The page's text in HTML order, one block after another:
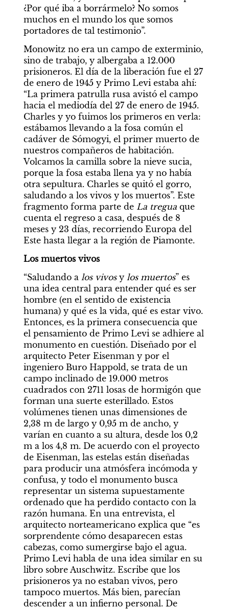
¿Por qué iba a borrármelo? No somos
muchos en el mundo los que somos
portadores de tal testimonio”.
Monowitz no era un campo de exterminio,
sino de trabajo, y albergaba a 12.000
prisioneros. El día de la liberación fue el 27
de enero de 1945 y Primo Levi estaba ahí:
“La primera patrulla rusa avistó el campo
hacia el mediodía del 27 de enero de 1945.
Charles y yo fuimos los primeros en verla:
estábamos llevando a la fosa común el
cadáver de Sómogyi, el primer muerto de
nuestros compañeros de habitación.
Volcamos la camilla sobre la nieve sucia,
porque la fosa estaba llena ya y no había
otra sepultura. Charles se quitó el gorro,
saludando a los vivos y los muertos”. Este
fragmento forma parte de La tregua que
cuenta el regreso a casa, después de 8
meses y 23 días, recorriendo Europa del
Este hasta llegar a la región de Piamonte.
Los muertos vivos
“Saludando a los vivos y los muertos” es
una idea central para entender qué es ser
hombre (en el sentido de existencia
humana) y qué es la vida, qué es estar vivo.
Entonces, es la primera consecuencia que
el pensamiento de Primo Levi se adhiere al
monumento en cuestión. Diseñado por el
arquitecto Peter Eisenman y por el
ingeniero Buro Happold, se trata de un
campo inclinado de 19.000 metros
cuadrados con 2711 losas de hormigón que
forman una suerte esterillado. Estos
volúmenes tienen unas dimensiones de
2,38 m de largo y 0,95 m de ancho, y
varían en cuanto a su altura, desde los 0,2
m a los 4,8 m. De acuerdo con el proyecto
de Eisenman, las estelas están diseñadas
para producir una atmósfera incómoda y
confusa, y todo el monumento busca
representar un sistema supuestamente
ordenado que ha perdido contacto con la
razón humana. En una entrevista, el
arquitecto norteamericano explica que “es
sorprendente cómo desaparecen estas
cabezas, como sumergirse bajo el agua.
Primo Levi habla de una idea similar en su
libro sobre Auschwitz. Escribe que los
prisioneros ya no estaban vivos, pero
tampoco muertos. Más bien, parecían
descender a un infierno personal. De